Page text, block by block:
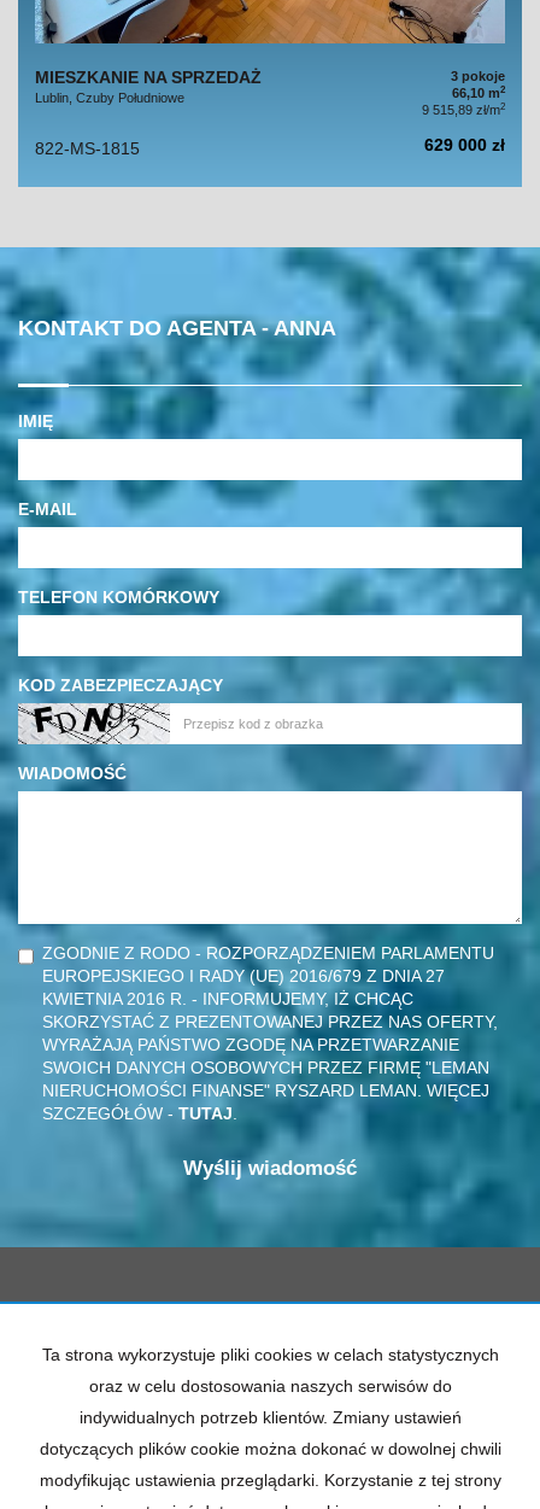
MIESZKANIE NA SPRZEDAŻ
Lublin, Czuby Południowe
3 pokoje
66,10 m2
9 515,89 zł/m2
822-MS-1815 629 000 zł
KONTAKT DO AGENTA - ANNA
IMIĘ
E-MAIL
TELEFON KOMÓRKOWY
KOD ZABEZPIECZAJĄCY
WIADOMOŚĆ
ZGODNIE Z RODO - ROZPORZĄDZENIEM PARLAMENTU
EUROPEJSKIEGO I RADY (UE) 2016/679 Z DNIA 27
KWIETNIA 2016 R. - INFORMUJEMY, IŻ CHCĄC
SKORZYSTAĆ Z PREZENTOWANEJ PRZEZ NAS OFERTY,
WYRAŻAJĄ PAŃSTWO ZGODĘ NA PRZETWARZANIE
SWOICH DANYCH OSOBOWYCH PRZEZ FIRMĘ "LEMAN
NIERUCHOMOŚCI FINANSE" RYSZARD LEMAN. WIĘCEJ
SZCZEGÓŁÓW - TUTAJ.
20-026 Lublin
kom. 601 33 11 55
kom. 605 250 123
email:biuro@leman-nieruchomosci.pl
Mieszkaniana wynajem
Ta strona wykorzystuje pliki cookies w celach statystycznych
oraz w celu dostosowania naszych serwisów do
indywidualnych potrzeb klientów. Zmiany ustawień
dotyczących plików cookie można dokonać w dowolnej chwili
modyfikując ustawienia przeglądarki. Korzystanie z tej strony